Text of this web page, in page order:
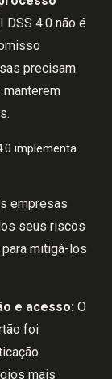
DSS 4.0 não é
precisam
implementa
empresas
seus riscos
mitigá-los
e acesso: O
foi
mais